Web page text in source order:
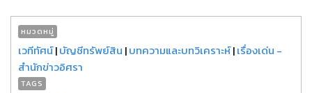
หมวดหมู่
เวทีทัศน์|บัญชีทรัพย์สิน |บทความและบทวิเคราะห์|เรื่องเด่น -
สำนักข่าวอิศรา
TAGS